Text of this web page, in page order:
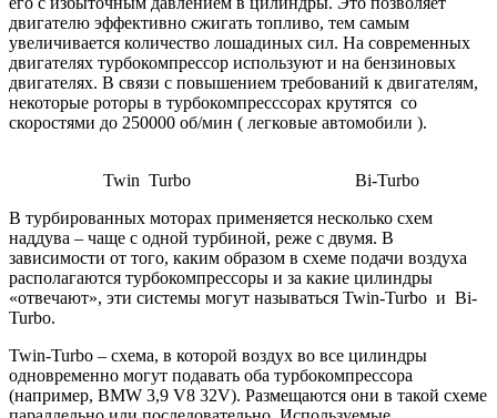
двигателю эффективно сжигать топливо, тем самым
увеличивается количество лошадиных сил. На современных
двигателях турбокомпрессор используют и на бензиновых
двигателях. В связи с повышением требований к двигателям,
некоторые роторы в турбокомпресссорах крутятся со
скоростями до 250000 об/мин ( легковые автомобили ).
Twin Turbo
Bi-Turbo
В турбированных моторах применяется несколько схем
наддува – чаще с одной турбиной, реже с двумя. В
зависимости от того, каким образом в схеме подачи воздуха
располагаются турбокомпрессоры и за какие цилиндры
«отвечают», эти системы могут называться Twin-Turbo и Bi-
Turbo.
Twin-Turbo – схема, в которой воздух во все цилиндры
одновременно могут подавать оба турбокомпрессора
(например, BMW 3,9 V8 32V). Размещаются они в такой схеме